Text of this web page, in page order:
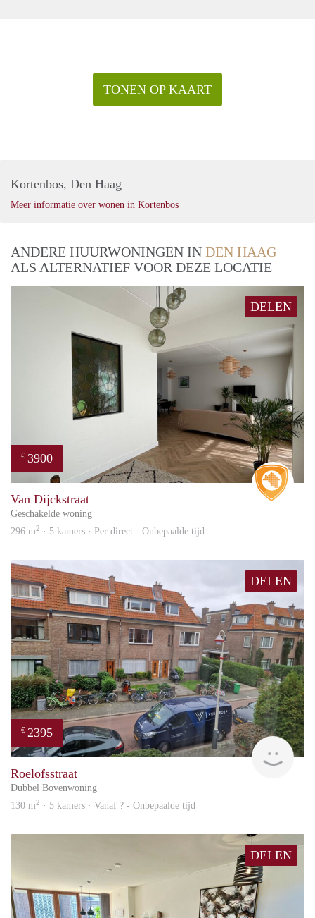
hectiek van de stad? Het nabijgelegen Haagse Bos is een
heerlijk stadsbos om te wandelen en te luieren.
TONEN OP KAART
Kortenbos, Den Haag
Meer informatie over wonen in Kortenbos
ANDERE HUURWONINGEN IN DEN HAAG
ALS ALTERNATIEF VOOR DEZE LOCATIE
DELEN
€ 3900
Van Dijckstraat
Geschakelde woning
296 m2 · 5 kamers · Per direct - Onbepaalde tijd
DELEN
€ 2395
Roelofsstraat
Dubbel Bovenwoning
130 m2 · 5 kamers · Vanaf ? - Onbepaalde tijd
DELEN